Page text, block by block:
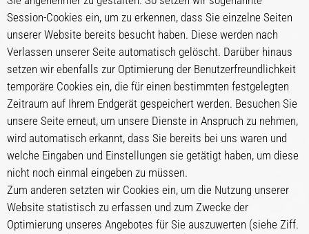
Session-Cookies ein, um zu erkennen, dass Sie einzelne Seiten
unserer Website bereits besucht haben. Diese werden nach
Verlassen unserer Seite automatisch gelöscht. Darüber hinaus
setzen wir ebenfalls zur Optimierung der Benutzerfreundlichkeit
temporäre Cookies ein, die für einen bestimmten festgelegten
Zeitraum auf Ihrem Endgerät gespeichert werden. Besuchen Sie
unsere Seite erneut, um unsere Dienste in Anspruch zu nehmen,
wird automatisch erkannt, dass Sie bereits bei uns waren und
welche Eingaben und Einstellungen sie getätigt haben, um diese
nicht noch einmal eingeben zu müssen.
Zum anderen setzten wir Cookies ein, um die Nutzung unserer
Website statistisch zu erfassen und zum Zwecke der
Optimierung unseres Angebotes für Sie auszuwerten (siehe Ziff.